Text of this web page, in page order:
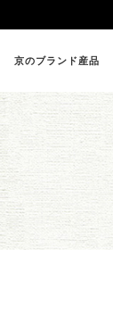
京のブランド産品